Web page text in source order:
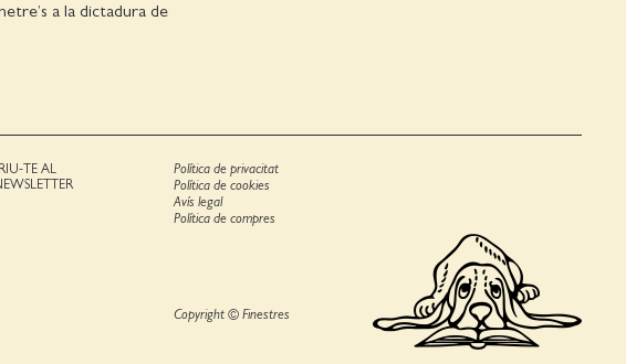
a la dictadura de
TE AL
Política de privacitat
Política de cookies
Avís legal
Política de compres
Copyright © Finestres